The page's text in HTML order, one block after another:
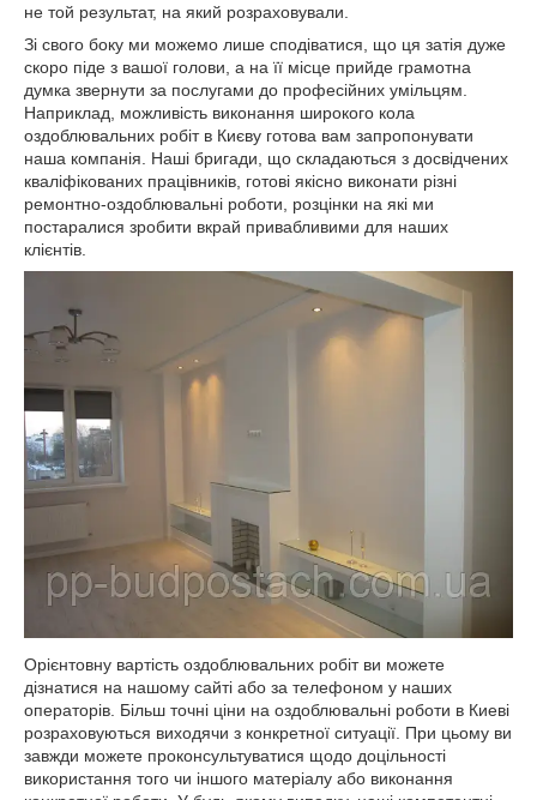
не той результат, на який розраховували.
Зі свого боку ми можемо лише сподіватися, що ця затія дуже
скоро піде з вашої голови, а на її місце прийде грамотна
думка звернути за послугами до професійних умільцям.
Наприклад, можливість виконання широкого кола
оздоблювальних робіт в Києву готова вам запропонувати
наша компанія. Наші бригади, що складаються з досвідчених
кваліфікованих працівників, готові якісно виконати різні
ремонтно-оздоблювальні роботи, розцінки на які ми
постаралися зробити вкрай привабливими для наших
клієнтів.
Орієнтовну вартість оздоблювальних робіт ви можете
дізнатися на нашому сайті або за телефоном у наших
операторів. Більш точні ціни на оздоблювальні роботи в Киеві
розраховуються виходячи з конкретної ситуації. При цьому ви
завжди можете проконсультуватися щодо доцільності
використання того чи іншого матеріалу або виконання